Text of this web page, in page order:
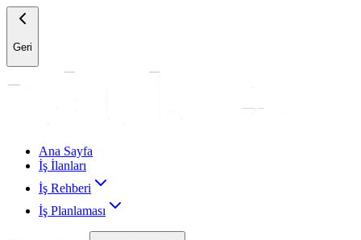
Geri
Ana Sayfa
İş İlanları
İş Rehberi
İş Planlaması